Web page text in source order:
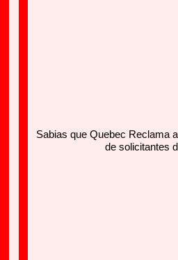
Sabias que Quebec Reclama
de solicitantes